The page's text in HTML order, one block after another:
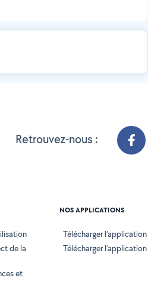
Retrouvez-nous :
de la
et
NOS APPLICATIONS
Télécharger
Télécharger